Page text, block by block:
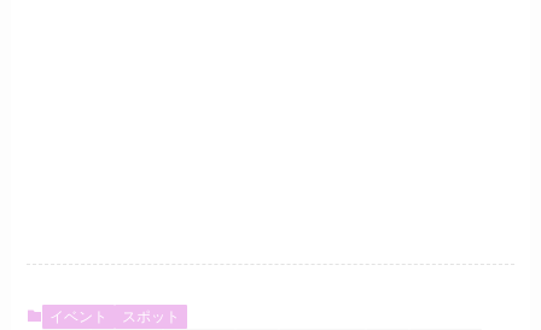
イベント
スポット